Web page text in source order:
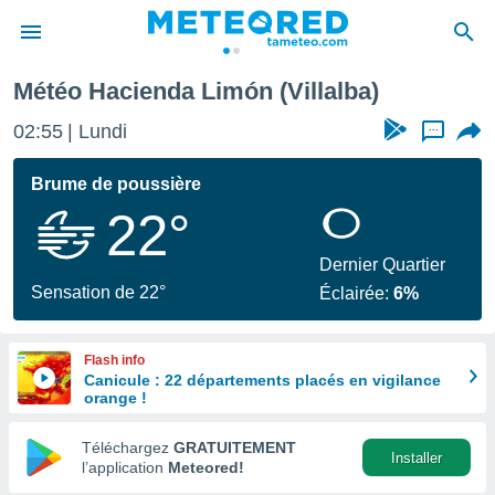
de
Météo Hacienda Limón (Villalba)
02:55 Lundi ...
Brume de poussière
22°
Sensation de 22°
Dernier Quartier
Éclairée:6%
Flash info
Canicule : 22 départements placés en vigilance
orange !
Téléchargez GRATUITEMENT
l’application Meteored!
Installer